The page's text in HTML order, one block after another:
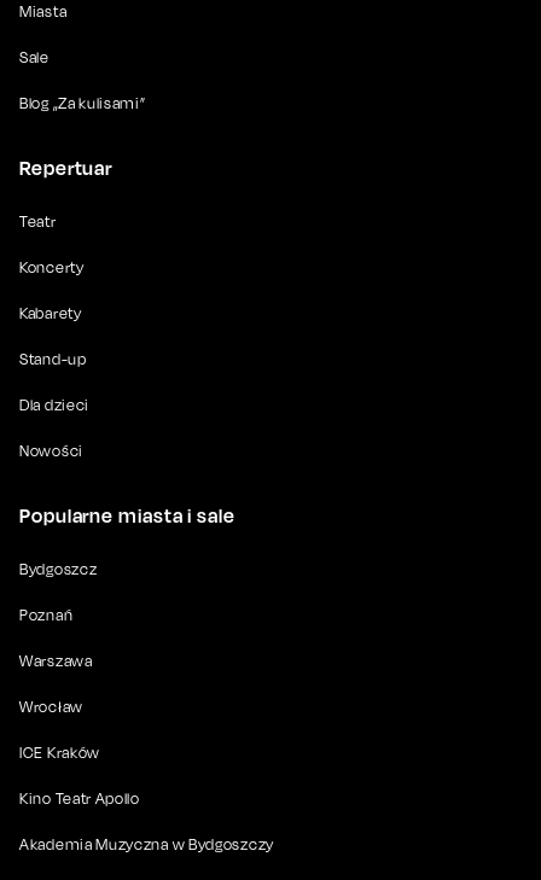
Miasta
Sale
Blog „Za kulisami”
Repertuar
Teatr
Koncerty
Kabarety
Stand-up
Dla dzieci
Nowości
Popularne miasta i sale
Bydgoszcz
Poznań
Warszawa
Wrocław
ICE Kraków
Kino Teatr Apollo
Akademia Muzyczna w Bydgoszczy